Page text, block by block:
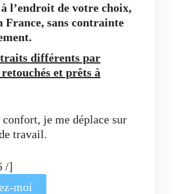
l’endroit de votre choix,
France, sans contrainte
différents par
et prêts à
je me déplace sur
travail.
/]
moi